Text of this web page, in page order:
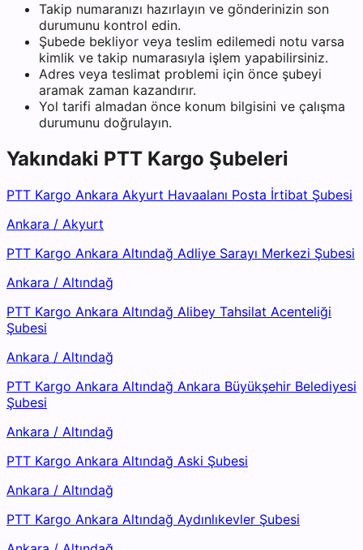
Takip numaranızı hazırlayın ve gönderinizin son
durumunu kontrol edin.
Şubede bekliyor veya teslim edilemedi notu varsa
kimlik ve takip numarasıyla işlem yapabilirsiniz.
Adres veya teslimat problemi için önce şubeyi
aramak zaman kazandırır.
Yol tarifi almadan önce konum bilgisini ve çalışma
durumunu doğrulayın.
Yakındaki PTT Kargo Şubeleri
PTT Kargo Ankara Akyurt Havaalanı Posta İrtibat Şubesi
Ankara / Akyurt
PTT Kargo Ankara Altındağ Adliye Sarayı Merkezi Şubesi
Ankara / Altındağ
PTT Kargo Ankara Altındağ Alibey Tahsilat Acenteliği
Şubesi
Ankara / Altındağ
PTT Kargo Ankara Altındağ Ankara Büyükşehir Belediyesi
Şubesi
Ankara / Altındağ
PTT Kargo Ankara Altındağ Aski Şubesi
Ankara / Altındağ
PTT Kargo Ankara Altındağ Aydınlıkevler Şubesi